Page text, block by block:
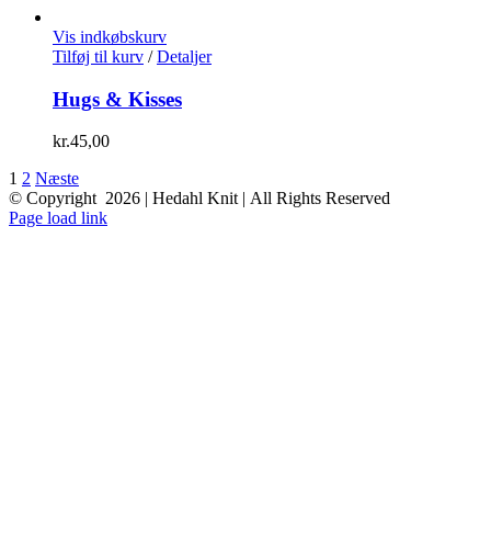
Vis indkøbskurv
Tilføj til kurv / Detaljer
Hugs & Kisses
kr.45,00
1 2 Næste
© Copyright 2026 | Hedahl Knit | All Rights Reserved
Instagram
Facebook
Page load link